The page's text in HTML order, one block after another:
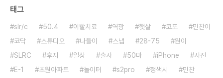
태그
slr/c 50.4 이빨치료 역광 햇살 코포
민찬이
코닥
스튜디오 나들이 스냅 28-75
원이
SLRC
후지 일상 출사 50마 iPhone
사진
E-1
초원아파트 놀이터 s2pro 정색시
민찬